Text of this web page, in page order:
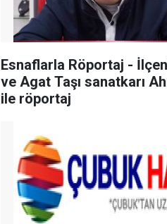
Esnaflarla Röportaj -
ve Agat Taşı sanatkarı
ile röportaj